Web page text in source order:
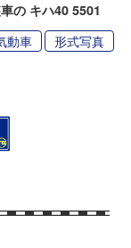
の キハ40 5501
動車 形式写真